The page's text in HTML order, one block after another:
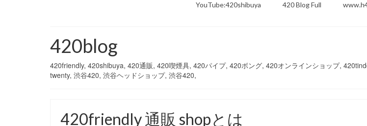
YouTube:420shibuya 420 Blog Full
420blog
420friendly, 420shibuya, 420通販, 420喫煙具, 420パイプ, 420ボング, 420オンラインショップ,
twenty, 渋谷420, 渋谷ヘッドショップ, 渋谷420,
420friendly 通販 shopとは